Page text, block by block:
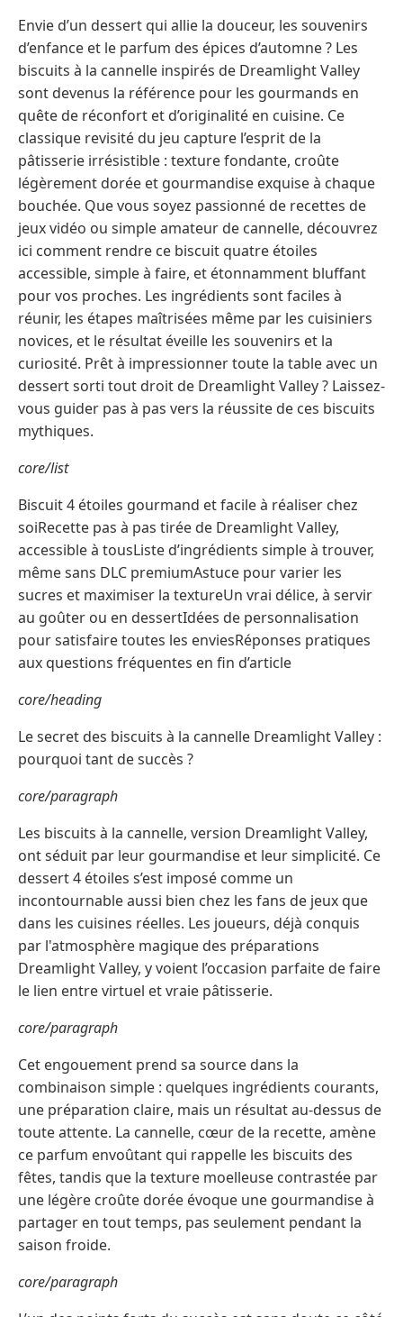
Envie d’un dessert qui allie la douceur, les souvenirs
d’enfance et le parfum des épices d’automne ? Les
biscuits à la cannelle inspirés de Dreamlight Valley
sont devenus la référence pour les gourmands en
quête de réconfort et d’originalité en cuisine. Ce
classique revisité du jeu capture l’esprit de la
pâtisserie irrésistible : texture fondante, croûte
légèrement dorée et gourmandise exquise à chaque
bouchée. Que vous soyez passionné de recettes de
jeux vidéo ou simple amateur de cannelle, découvrez
ici comment rendre ce biscuit quatre étoiles
accessible, simple à faire, et étonnamment bluffant
pour vos proches. Les ingrédients sont faciles à
réunir, les étapes maîtrisées même par les cuisiniers
novices, et le résultat éveille les souvenirs et la
curiosité. Prêt à impressionner toute la table avec un
dessert sorti tout droit de Dreamlight Valley ? Laissez-
vous guider pas à pas vers la réussite de ces biscuits
mythiques.
core/list
Biscuit 4 étoiles gourmand et facile à réaliser chez
soiRecette pas à pas tirée de Dreamlight Valley,
accessible à tousListe d’ingrédients simple à trouver,
même sans DLC premiumAstuce pour varier les
sucres et maximiser la textureUn vrai délice, à servir
au goûter ou en dessertIdées de personnalisation
pour satisfaire toutes les enviesRéponses pratiques
aux questions fréquentes en fin d’article
core/heading
Le secret des biscuits à la cannelle Dreamlight Valley :
pourquoi tant de succès ?
core/paragraph
Les biscuits à la cannelle, version Dreamlight Valley,
ont séduit par leur gourmandise et leur simplicité. Ce
dessert 4 étoiles s’est imposé comme un
incontournable aussi bien chez les fans de jeux que
dans les cuisines réelles. Les joueurs, déjà conquis
par l'atmosphère magique des préparations
Dreamlight Valley, y voient l’occasion parfaite de faire
le lien entre virtuel et vraie pâtisserie.
core/paragraph
Cet engouement prend sa source dans la
combinaison simple : quelques ingrédients courants,
une préparation claire, mais un résultat au-dessus de
toute attente. La cannelle, cœur de la recette, amène
ce parfum envoûtant qui rappelle les biscuits des
fêtes, tandis que la texture moelleuse contrastée par
une légère croûte dorée évoque une gourmandise à
partager en tout temps, pas seulement pendant la
saison froide.
core/paragraph